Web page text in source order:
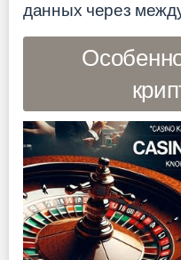
данных через